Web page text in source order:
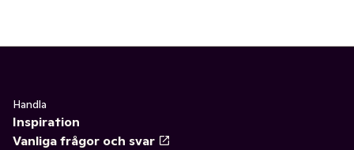
Handla
Inspiration
Vanliga frågor och svar